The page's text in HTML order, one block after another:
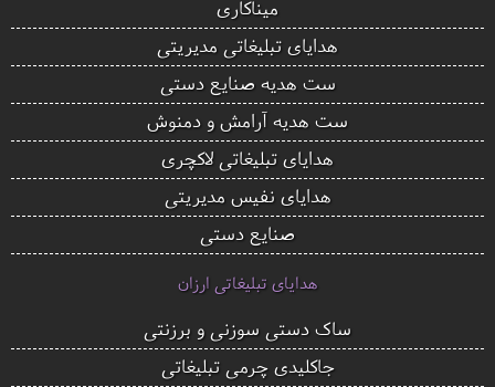
میناکاری
هدایای تبلیغاتی مدیریتی
ست هدیه صنایع دستی
ست هدیه آرامش و دمنوش
هدایای تبلیغاتی لاکچری
هدایای نفیس مدیریتی
صنایع دستی
هدایای تبلیغاتی ارزان
ساک دستی سوزنی و برزنتی
جاکلیدی چرمی تبلیغاتی